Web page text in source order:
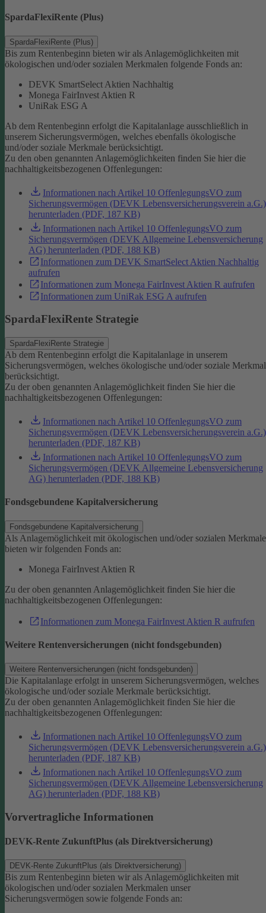
SpardaFlexiRente (Plus)
SpardaFlexiRente (Plus)
Bis zum Rentenbeginn bieten wir als Anlagemöglichkeiten mit
ökologischen und/oder sozialen Merkmalen folgende Fonds an:
DEVK SmartSelect Aktien Nachhaltig
Monega FairInvest Aktien R
UniRak ESG A
Ab dem Rentenbeginn erfolgt die Kapitalanlage ausschließlich in
unserem Sicherungsvermögen, welches ebenfalls ökologische
und/oder soziale Merkmale berücksichtigt.
Zu den oben genannten Anlagemöglichkeiten finden Sie hier die
nachhaltigkeitsbezogenen Offenlegungen:
Informationen nach Artikel 10 OffenlegungsVO zum
Sicherungsvermögen (DEVK Lebensversicherungsverein a.G.)
herunterladen (PDF, 187 KB)
Informationen nach Artikel 10 OffenlegungsVO zum
Sicherungsvermögen (DEVK Allgemeine Lebensversicherung
AG) herunterladen (PDF, 188 KB)
Informationen zum DEVK SmartSelect Aktien Nachhaltig
aufrufen
Informationen zum Monega FairInvest Aktien R aufrufen
Informationen zum UniRak ESG A aufrufen
SpardaFlexiRente Strategie
SpardaFlexiRente Strategie
Ab dem Rentenbeginn erfolgt die Kapitalanlage in unserem
Sicherungsvermögen, welches ökologische und/oder soziale
berücksichtigt.
Zu der oben genannten Anlagemöglichkeit finden Sie hier die
nachhaltigkeitsbezogenen Offenlegungen:
Informationen nach Artikel 10 OffenlegungsVO zum
Sicherungsvermögen (DEVK Lebensversicherungsverein a.G.)
herunterladen (PDF, 187 KB)
Informationen nach Artikel 10 OffenlegungsVO zum
Sicherungsvermögen (DEVK Allgemeine Lebensversicherung
AG) herunterladen (PDF, 188 KB)
Fondsgebundene Kapitalversicherung
Fondsgebundene Kapitalversicherung
Als Anlagemöglichkeit mit ökologischen und/oder sozialen
bieten wir folgenden Fonds an:
Monega FairInvest Aktien R
Zu der oben genannten Anlagemöglichkeit finden Sie hier die
nachhaltigkeitsbezogenen Offenlegungen:
Informationen zum Monega FairInvest Aktien R aufrufen
Weitere Rentenversicherungen (nicht fondsgebunden)
Weitere Rentenversicherungen (nicht fondsgebunden)
Die Kapitalanlage erfolgt in unserem Sicherungsvermögen, welches
ökologische und/oder soziale Merkmale berücksichtigt.
Zu der oben genannten Anlagemöglichkeit finden Sie hier die
nachhaltigkeitsbezogenen Offenlegungen:
Informationen nach Artikel 10 OffenlegungsVO zum
Sicherungsvermögen (DEVK Lebensversicherungsverein a.G.)
herunterladen (PDF, 187 KB)
Informationen nach Artikel 10 OffenlegungsVO zum
Sicherungsvermögen (DEVK Allgemeine Lebensversicherung
AG) herunterladen (PDF, 188 KB)
Vorvertragliche Informationen
DEVK-Rente ZukunftPlus (als Direktversicherung)
DEVK-Rente ZukunftPlus (als Direktversicherung)
Bis zum Rentenbeginn bieten wir als Anlagemöglichkeiten mit
ökologischen und/oder sozialen Merkmalen unser
Sicherungsvermögen sowie folgende Fonds an: